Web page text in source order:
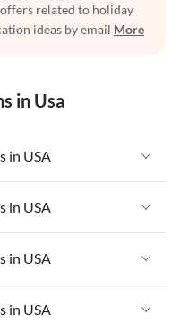
related to holiday
ideas by email More
in Usa
in USA
in USA
in USA
in USA